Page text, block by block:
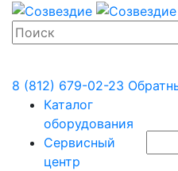
8 (812) 679-02-23
Каталог
оборудования
Сервисный
центр